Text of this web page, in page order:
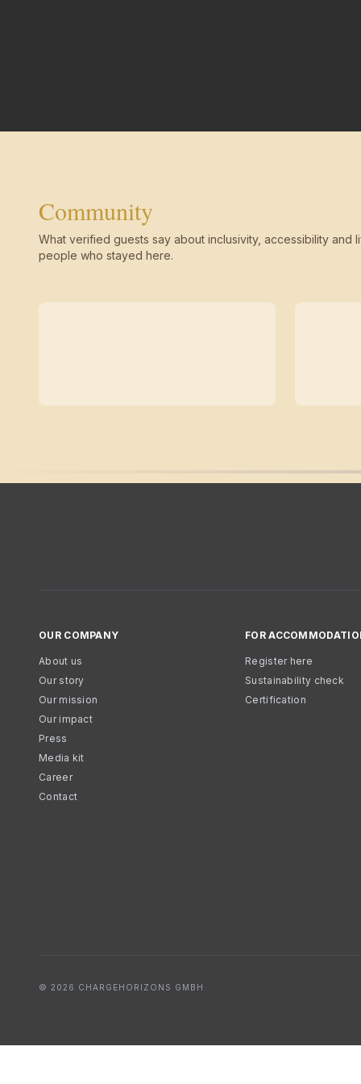
Community
What verified guests say about inclusivity, accessibility and
people who stayed here.
OUR COMPANY
About us
Our story
Our mission
Our impact
Press
Media kit
Career
Contact
FOR
Register here
Sustainability check
Certification
© 2026 CHARGEHORIZONS GMBH